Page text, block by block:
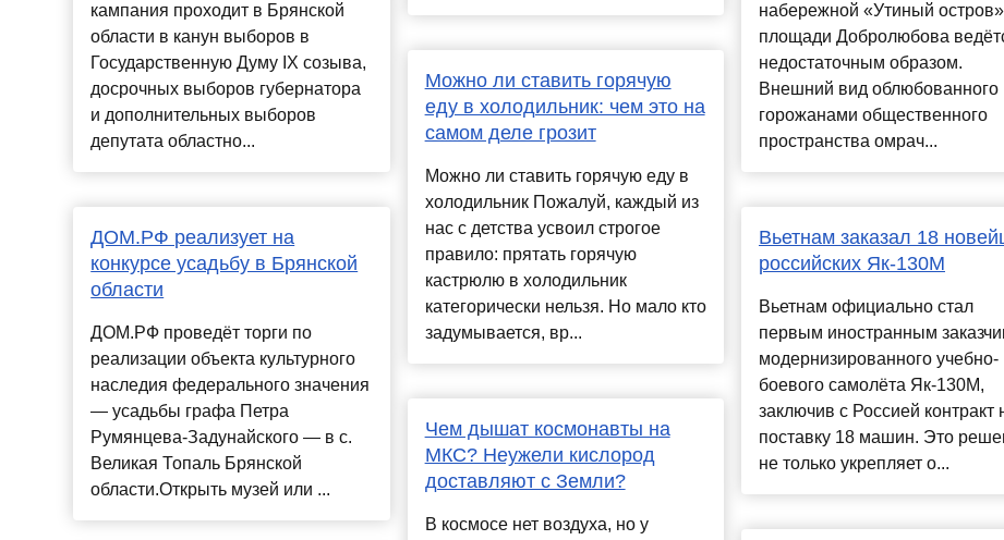
кампания проходит в Брянской
области в канун выборов в
Государственную Думу IX созыва,
досрочных выборов губернатора
и дополнительных выборов
депутата областно...
ДОМ.РФ реализует на
конкурсе усадьбу в Брянской
области
ДОМ.РФ проведёт торги по
реализации объекта культурного
наследия федерального значения
— усадьбы графа Петра
Румянцева-Задунайского — в с.
Великая Топаль Брянской
области.Открыть музей или ...
Можно ли ставить горячую
еду в холодильник: чем это на
самом деле грозит
Можно ли ставить горячую еду в
холодильник Пожалуй, каждый из
нас с детства усвоил строгое
правило: прятать горячую
кастрюлю в холодильник
категорически нельзя. Но мало кто
задумывается, вр...
Чем дышат космонавты на
МКС? Неужели кислород
доставляют с Земли?
В космосе нет воздуха, но у
набережной «Утиный
площади Добролюбова
недостаточным образом.
Внешний вид облюбованного
горожанами общественного
пространства омрач...
Вьетнам заказал 18
российских Як-130М
Вьетнам официально стал
первым иностранным
модернизированного учебно-
боевого самолёта Як-130М,
заключив с Россией контракт
поставку 18 машин. Это
не только укрепляет о...